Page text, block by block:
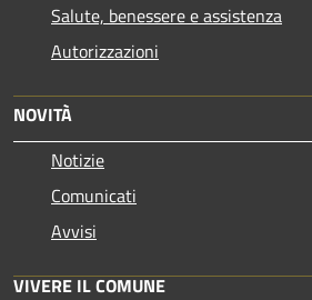
Salute, benessere e assistenza
Autorizzazioni
NOVITÀ
Notizie
Comunicati
Avvisi
VIVERE IL COMUNE